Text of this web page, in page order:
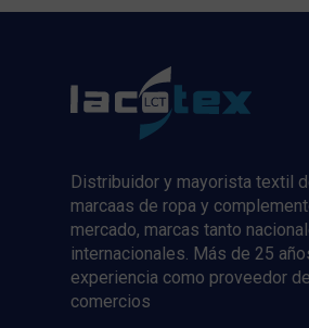
Distribuidor y mayorista textil
marcaas de ropa y
mercado, marcas tanto
internacionales. Más de 25
experiencia como proveedor
comercios